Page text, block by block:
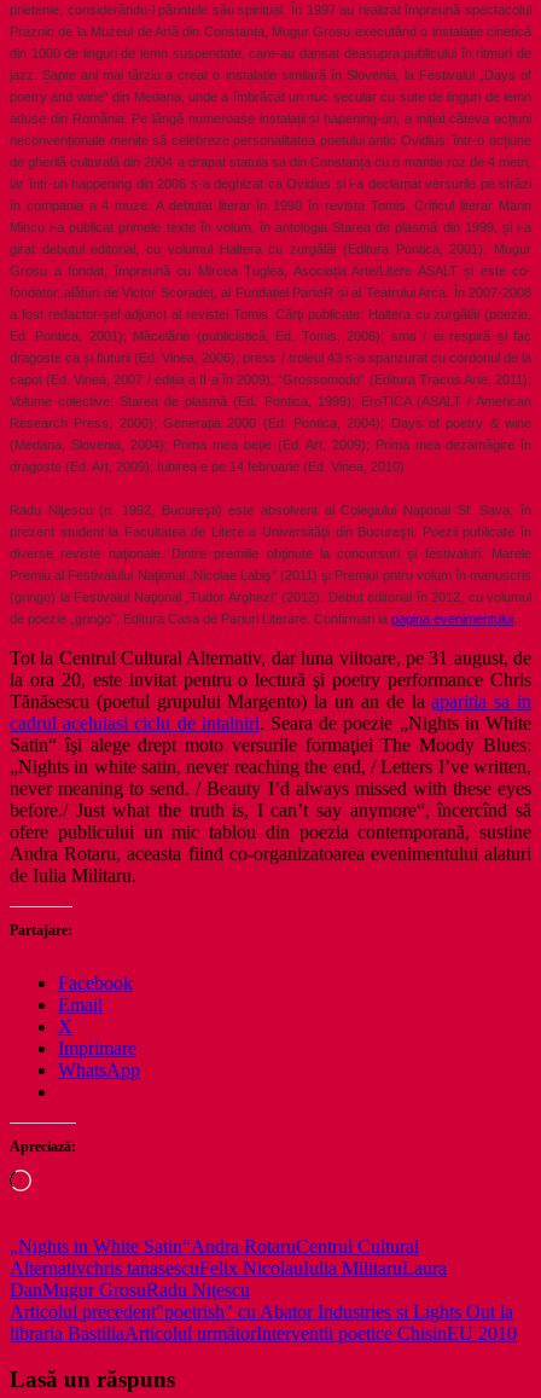
prietenie, considerându-l părintele său spiritual. În 1997 au realizat împreună spectacolul
Praznic de la Muzeul de Artă din Constanța, Mugur Grosu executând o instalație cinetică
din 1000 de linguri de lemn suspendate, care-au dansat deasupra publicului în ritmuri de
jazz. Șapte ani mai târziu a creat o instalație similară în Slovenia, la Festivalul „Days of
poetry and wine“ din Medana, unde a îmbrăcat un nuc secular cu sute de linguri de lemn
aduse din România. Pe lângă numeroase instalații și hapening-uri, a inițiat câteva acțiuni
neconvenționale menite să celebreze personalitatea poetului antic Ovidius: într-o acțiune
de gherilă culturală din 2004 a drapat statuia sa din Constanța cu o mantie roz de 4 metri,
iar într-un happening din 2006 s-a deghizat ca Ovidius și i-a declamat versurile pe străzi
în compania a 4 muze. A debutat literar în 1990 în revista Tomis. Criticul literar Marin
Mincu i-a publicat primele texte în volum, în antologia Starea de plasmă din 1999, și i-a
girat debutul editorial, cu volumul Haltera cu zurgălăi (Editura Pontica, 2001). Mugur
Grosu a fondat, împreună cu Mircea Țuglea, Asociația Arte/Litere ASALT și este co-
fondator, alături de Victor Scoradeț, al Fundației ParteR și al Teatrului Arca. În 2007-2008
a fost redactor-șef adjunct al revistei Tomis. Cărţi publicate: Haltera cu zurgălăi (poezie,
Ed. Pontica, 2001); Măcelărie (publicistică, Ed. Tomis, 2006); sms / ei respiră și fac
dragoste ca și fluturii (Ed. Vinea, 2006); press / troleul 43 s-a spanzurat cu cordonul de la
capot (Ed. Vinea, 2007 / ediția a II-a în 2009); “Grossomodo” (Editura Tracus Arte, 2011);
Volume colective: Starea de plasmă (Ed. Pontica, 1999); EroTICA (ASALT / American
Research Press, 2000); Generația 2000 (Ed. Pontica, 2004); Days of poetry & wine
(Medana, Slovenia, 2004); Prima mea beție (Ed. Art, 2009); Prima mea dezamăgire în
dragoste (Ed. Art, 2009); Iubirea e pe 14 februarie (Ed. Vinea, 2010)
Radu Niţescu (n. 1992, Bucureşti) este absolvent al Colegiului Naţional Sf. Sava, în
prezent student la Facultatea de Litere a Universităţii din Bucureşti. Poezii publicate în
diverse reviste naţionale. Dintre premiile obţinute la concursuri şi festivaluri: Marele
Premiu al Festivalului Naţional „Nicolae Labiş” (2011) şi Premiul pntru volum în manuscris
(gringo) la Festivalul Naţional „Tudor Arghezi” (2012). Debut editorial în 2012, cu volumul
de poezie „gringo”, Editura Casa de Pariuri Literare. Confirmari la pagina evenimentului
Tot la Centrul Cultural Alternativ, dar luna viitoare, pe 31 august, de
la ora 20, este invitat pentru o lectură şi poetry performance Chris
Tănăsescu (poetul grupului Margento) la un an de laaparitia sa in
cadrul aceluiasi ciclu de intalniri. Seara de poezie „Nights in White
Satin“ îşi alege drept moto versurile formaţiei The Moody Blues:
„Nights in white satin, never reaching the end, / Letters I’ve written,
never meaning to send. / Beauty I’d always missed with these eyes
before./ Just what the truth is, I can’t say anymore“, încercînd să
ofere publicului un mic tablou din poezia contemporană, sustine
Andra Rotaru, aceasta fiind co-organizatoarea evenimentului alaturi
de Iulia Militaru.
Partajare:
Facebook
Email
X
Imprimare
WhatsApp
Apreciază:
Încarc...
„Nights in White Satin“Andra RotaruCentrul Cultural
Alternativchris tanasescuFelix NicolauIulia MilitaruLaura
DanMugur GrosuRadu Niţescu
Navigare
în
articole
Articolul precedent"poetrish" cu Abator Industries si Lights Out la
libraria BastiliaArticolul următorInterventii poetice ChisinEU 2010
Lasă un răspuns